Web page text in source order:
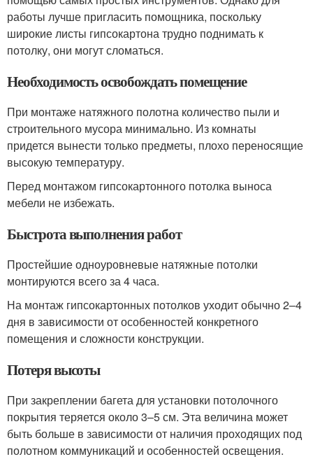
работы лучше пригласить помощника, поскольку
широкие листы гипсокартона трудно поднимать к
потолку, они могут сломаться.
Необходимость освобождать помещение
При монтаже натяжного полотна количество пыли и
строительного мусора минимально. Из комнаты
придется вынести только предметы, плохо переносящие
высокую температуру.
Перед монтажом гипсокартонного потолка выноса
мебели не избежать.
Быстрота выполнения работ
Простейшие одноуровневые натяжные потолки
монтируются всего за 4 часа.
На монтаж гипсокартонных потолков уходит обычно 2–4
дня в зависимости от особенностей конкретного
помещения и сложности конструкции.
Потеря высоты
При закреплении багета для установки потолочного
покрытия теряется около 3–5 см. Эта величина может
быть больше в зависимости от наличия проходящих под
полотном коммуникаций и особенностей освещения.